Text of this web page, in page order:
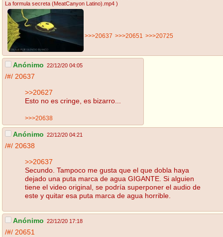
La formula secreta (MeatCanyon Latino).mp4 )
>>>20637 >>>20651 >>>20725
Anónimo 22/12/20 04:05
/#/ 20637
>>20627
Esto no es cringe, es bizarro...
>>>20638
Anónimo 22/12/20 04:21
/#/ 20638
>>20637
Secundo. Tampoco me gusta que el que dobla haya
dejado una puta marca de agua GIGANTE. Si alguien
tiene el video original, se podría superponer el audio de
este y quitar esa puta marca de agua horrible.
Anónimo 22/12/20 17:18
/#/ 20651